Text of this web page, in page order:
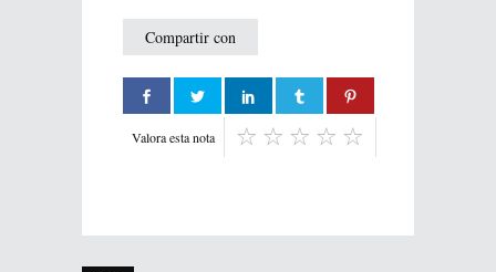
Compartir con
Valora esta nota